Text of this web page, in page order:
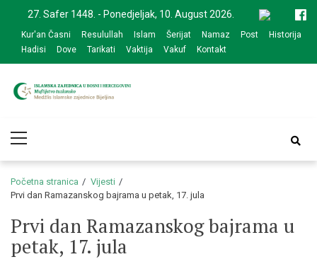
navigation
content
27. Safer 1448. - Ponedjeljak, 10. August 2026.
Kur'an Časni Resulullah Islam Šerijat Namaz Post
Historija
Hadisi
Dove Tarikati Vaktija Vakuf Kontakt
zajednice Bijeljina
Menu
Početna stranica
Vijesti
Prvi dan Ramazanskog bajrama u petak, 17. jula
Prvi dan Ramazanskog bajrama u
petak, 17. jula